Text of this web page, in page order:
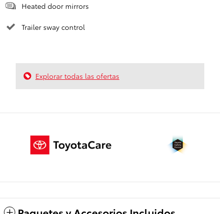
Heated door mirrors
Trailer sway control
Explorar todas las ofertas